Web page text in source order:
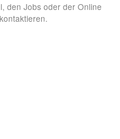
den Jobs oder der Online